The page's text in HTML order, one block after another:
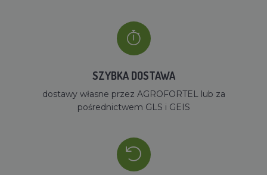
SZYBKA DOSTAWA
dostawy własne przez AGROFORTEL lub za
pośrednictwem GLS i GEIS